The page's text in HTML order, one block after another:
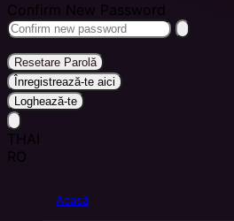
Confirm New Password
Resetare Parolă
Înregistrează-te aici
Loghează-te
THAI
RO
Acasă